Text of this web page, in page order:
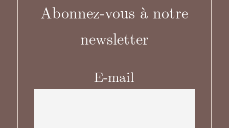
Abonnez-vous à notre
newsletter
E-mail